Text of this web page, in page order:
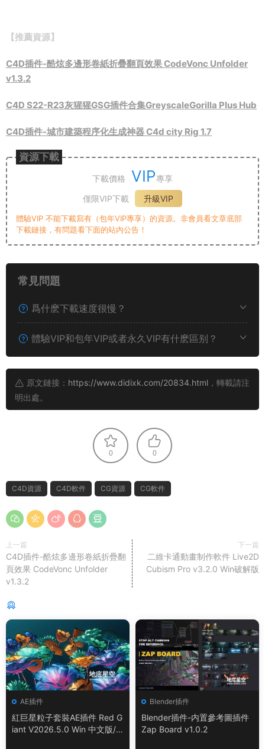
【推薦資源】
C4D插件-酷炫多邊形卷紙折疊翻頁效果 CodeVonc Unfolder
v1.3.2
C4D S22-R23灰猩猩GSG插件合集GreyscaleGorilla Plus Hub
C4D插件-城市建築程序化生成神器 C4d city Rig 1.7
資源下載
下載價格 VIP專享
僅限VIP下載
升級VIP
體驗VIP 不能下載寫有（包年VIP專享）的資源。非會員看文章底部
下載鏈接，有問題看下面的站内公告！
常見問題
爲什麽下載速度很慢？
體驗VIP和包年VIP或者永久VIP有什麽區别？
原文鏈接： https://www.didixk.com/20834.html ，轉載請注
明出處。
0 0
C4D資源 C4D軟件 CG資源 CG軟件
上一篇
C4D插件-酷炫多邊形卷紙折疊翻
頁效果 CodeVonc Unfolder
v1.3.2
下一篇
二維卡通動畫制作軟件 Live2D
Cubism Pro v3.2.0 Win破解版
AE插件
紅巨星粒子套裝AE插件 Red G
iant V2026.5.0 Win 中文版/
Blender插件
Blender插件-内置參考圖插件
Zap Board v1.0.2